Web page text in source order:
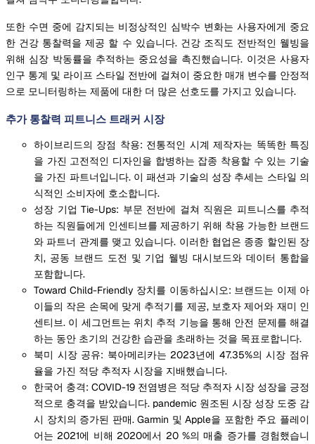
또한 수면 중에 감지되는 비정상적인 심박수 변화는 사용자에게 중요
한 건강 통찰력을 제공 할 수 있습니다. 건강 조직도 전반적인 웰빙을
위해 심장 박동률을 추적하는 중요성을 촉진했습니다. 이것은 사용자
인구 통계 및 라이프 스타일 전반에 걸쳐이 중요한 매개 변수를 안정적
으로 모니터링하는 제품에 대한 더 많은 선호도를 가지고 있습니다.
추가 통찰력 피트니스 트래커 시장
하이브리드의 장점 착용: 전통적인 시계 제작자는 똑똑한 특징
을 가진 고전적인 디자인을 합병하는 잡종 착용할 수 있는 기술
을 가진 파트너입니다. 이 패션과 기술의 성장 추세는 스타일 의
식적인 소비자에 호소합니다.
성장 기업 Tie-Ups: 부문 전반에 걸쳐 직원은 피트니스를 추적
하는 직원들에게 인센티브를 제공하기 위해 착용 가능한 브랜드
와 파트너 관계를 맺고 있습니다. 이러한 협업은 종종 할인된 장
치, 공동 브랜드 도전 및 기업 웰빙 대시보드와 데이터 통합을
포함합니다.
Toward Child-Friendly 장치를 이동하십시오: 브랜드는 이제 아
이들의 작은 손목에 맞게 추적기를 제공, 보호자 제어와 재미 인
센티브. 이 세그먼트는 위치 추적 기능을 통해 안전 문제를 해결
하는 동안 초기의 건강한 습관을 초래하는 것을 목표로합니다.
북미 시장 공유: 북아메리카는 2023년에 47.35%의 시장 점유
율을 가진 적당 추적자 시장을 지배했습니다.
한국어 충격: COVID-19 전염병은 적당 추적자 시장 성장을 긍정
적으로 충격을 받았습니다. pandemic 원조된 시장 성장 도중 감
시 장치의 증가된 판매. Garmin 및 Apple을 포함한 주요 플레이
어는 2021에 비해 2020에서 20 %의 매출 증가를 경험했습니